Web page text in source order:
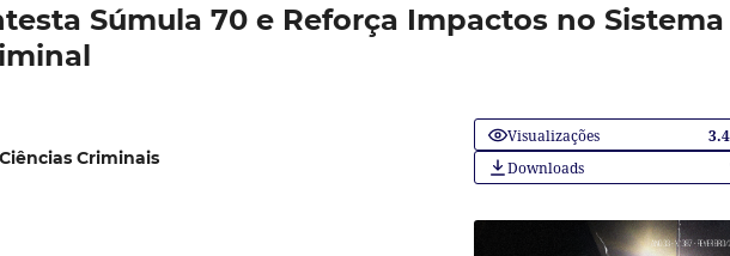
Súmula 70 e Reforça Impactos no Sistema
Criminais
Visualizações
Downloads